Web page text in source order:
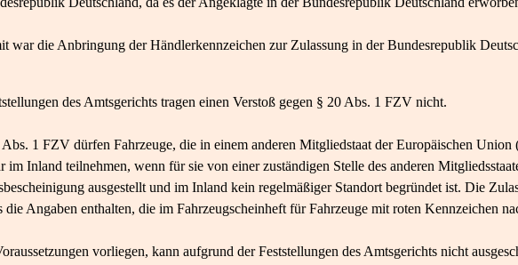
war die Anbringung der Händlerkennzeichen zur Zulassung in der Bundesrepublik
des Amtsgerichts tragen einen Verstoß gegen § 20 Abs. 1 FZV nicht.
1 FZV dürfen Fahrzeuge, die in einem anderen Mitgliedstaat der Europäischen Union
im Inland teilnehmen, wenn für sie von einer zuständigen Stelle des anderen
ausgestellt und im Inland kein regelmäßiger Standort begründet ist. Die
die Angaben enthalten, die im Fahrzeugscheinheft für Fahrzeuge mit roten Kennzeichen
vorliegen, kann aufgrund der Feststellungen des Amtsgerichts nicht